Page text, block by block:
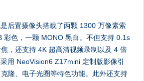
后置摄像头搭载了两颗 1300 万像素索
彩色，一颗 MONO 黑白。不但支持 0.1s
，还支持 4K 超高清视频录制以及 4 倍
用 NeoVision6 Z17mini 定制版影像引
隆、电子光圈等特色功能。此外还支持